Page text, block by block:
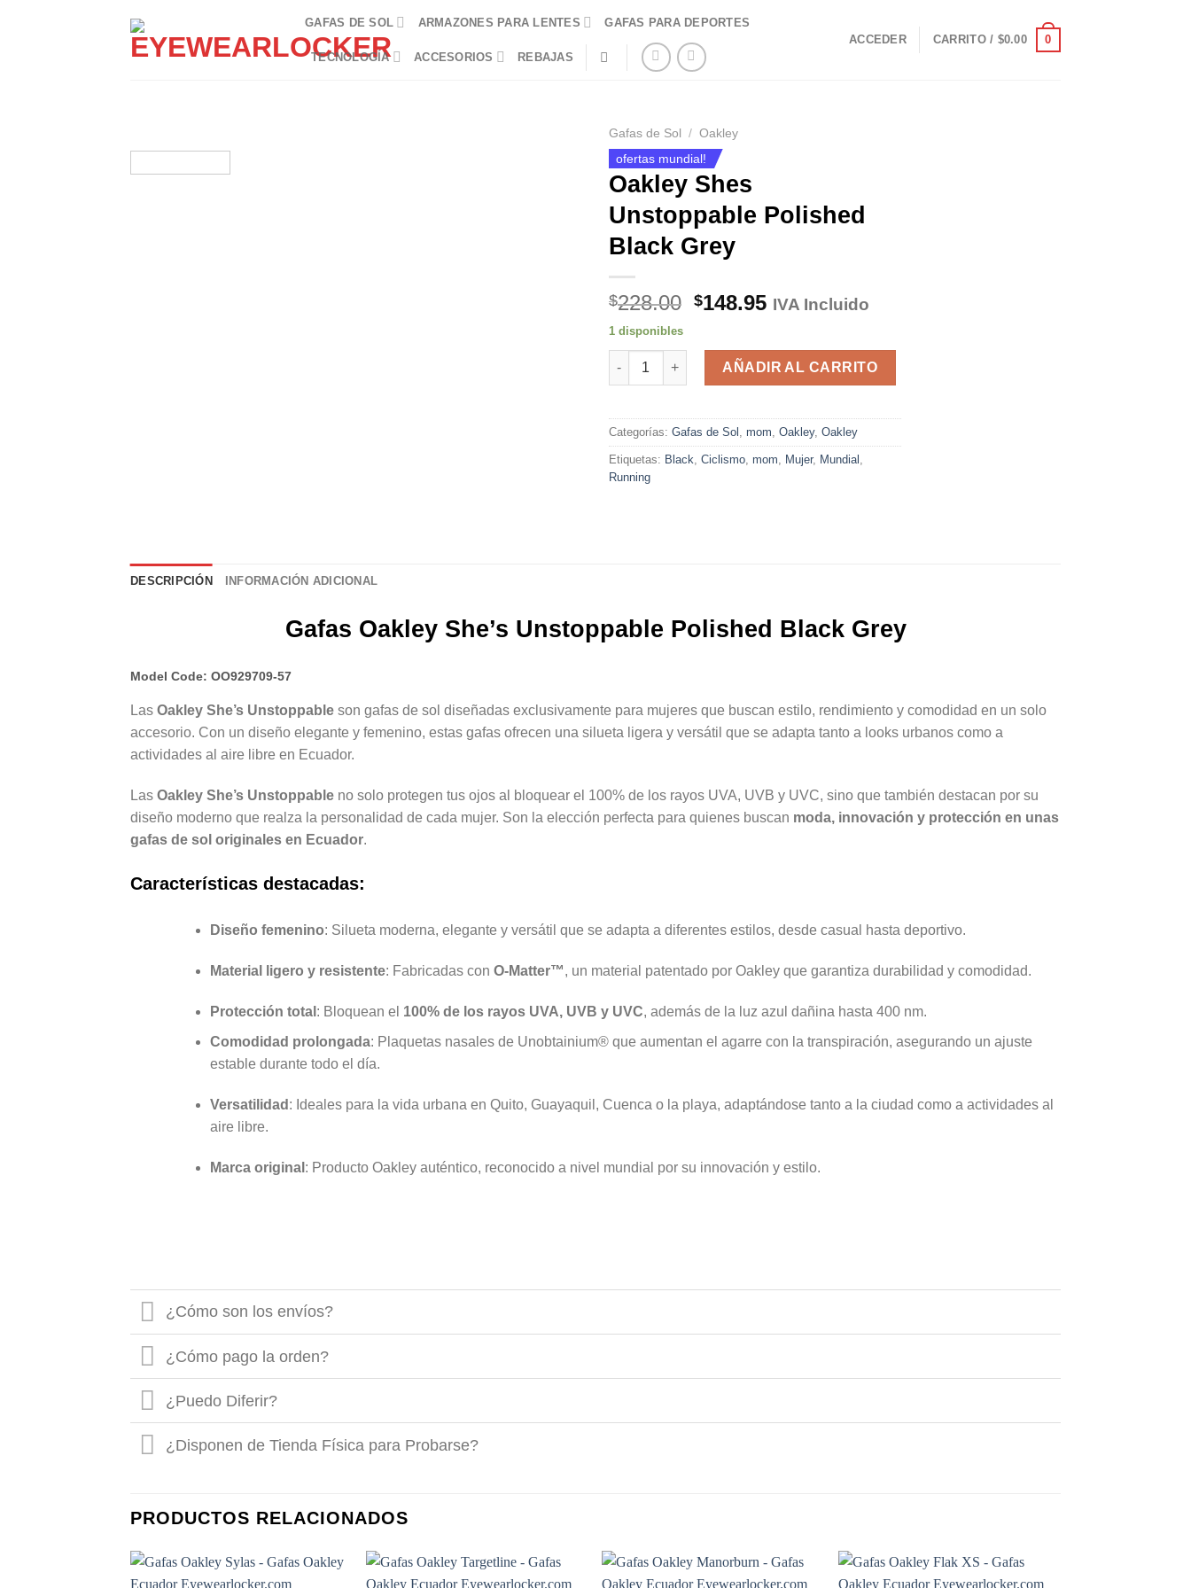
GAFAS DE SOL ARMAZONES PARA LENTES GAFAS PARA DEPORTES
TECNOLOGÍA ACCESORIOS REBAJAS
ACCEDER CARRITO / $0.00 0
Gafas de Sol / Oakley
ofertas mundial!
Oakley Shes
Unstoppable Polished
Black Grey
$228.00 El
original
era:
$228.00.
$148.95El
actual
es:
$148.95.
IVA Incluido
1 disponibles
Oakley Shes Unstoppable Polished Black Grey cantidad
AÑADIR AL CARRITO
Categorías: Gafas de Sol mom Oakley, Oakley
Etiquetas: Black Ciclismo mom Mujer, Mundial
Running
DESCRIPCIÓN INFORMACIÓN ADICIONAL
Gafas Oakley She’s Unstoppable Polished Black Grey
Model Code: OO929709-57
Las Oakley She’s Unstoppable son gafas de sol diseñadas exclusivamente para mujeres que buscan estilo, rendimiento y comodidad en un solo
accesorio. Con un diseño elegante y femenino, estas gafas ofrecen una silueta ligera y versátil que se adapta tanto a looks urbanos como a
actividades al aire libre en Ecuador.
Las Oakley She’s Unstoppable no solo protegen tus ojos al bloquear el 100% de los rayos UVA, UVB y UVC, sino que también destacan por su
diseño moderno que realza la personalidad de cada mujer. Son la elección perfecta para quienes buscan moda, innovación y protección en unas
gafas de sol originales en Ecuador.
Características destacadas:
Diseño femenino: Silueta moderna, elegante y versátil que se adapta a diferentes estilos, desde casual hasta deportivo.
Material ligero y resistente: Fabricadas con O-Matter™, un material patentado por Oakley que garantiza durabilidad y comodidad.
Protección total : Bloquean el 100% de los rayos UVA, UVB y UVC, además de la luz azul dañina hasta 400 nm.
Comodidad prolongada: Plaquetas nasales de Unobtainium® que aumentan el agarre con la transpiración, asegurando un ajuste
estable durante todo el día.
Versatilidad : Ideales para la vida urbana en Quito, Guayaquil, Cuenca o la playa, adaptándose tanto a la ciudad como a actividades al
aire libre.
Marca original : Producto Oakley auténtico, reconocido a nivel mundial por su innovación y estilo.
¿Cómo son los envíos?
¿Cómo pago la orden?
¿Puedo Diferir?
¿Disponen de Tienda Física para Probarse?
PRODUCTOS RELACIONADOS